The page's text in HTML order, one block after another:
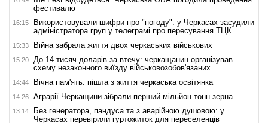
фестивалю
16:15
Використовували шифри про "погоду": у Черкасах засудили
адміністратора груп у телеграмі про пересування ТЦК
15:33 Війна забрала життя двох черкаських військових
15:20
До 14 тисяч доларів за втечу: черкащанин організував
схему незаконного виїзду військовозобов'язаних
14:44 Вічна пам'ять: пішла з життя черкаська освітянка
14:26 Аграрії Черкащини зібрали перший мільйон тонн зерна
13:14
Без генератора, пандуса та з аварійною душовою: у
Черкасах перевірили гуртожиток для переселенців